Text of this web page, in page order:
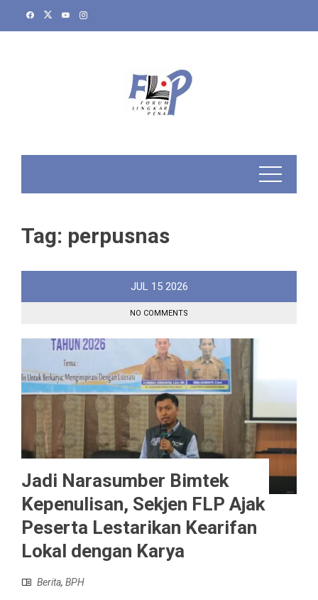
Tag: perpusnas
JUL 15 2026
NO COMMENTS
Jadi Narasumber Bimtek
Kepenulisan, Sekjen FLP Ajak
Peserta Lestarikan Kearifan
Lokal dengan Karya
Berita, BPH